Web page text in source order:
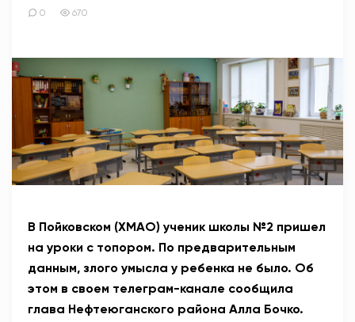
ЭТО У НАС СЕМЕЙНОЕ
АНТИТЕРРОР
НОВОСТИ
ОФИЦИАЛЬНО
81,41 94,06
Вход / Регистрация
0 670
В Пойковском (ХМАО) ученик школы №2 пришел
на уроки с топором. По предварительным
данным, злого умысла у ребенка не было. Об
этом в своем телеграм-канале сообщила
глава Нефтеюганского района Алла Бочко.